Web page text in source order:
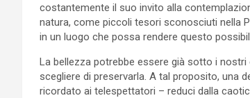
costantemente il suo invito alla
natura, come piccoli tesori sconosciuti nella
in un luogo che possa rendere questo
La bellezza potrebbe essere già sotto i
scegliere di preservarla. A tal proposito, una
ricordato ai telespettatori – reduci dalla